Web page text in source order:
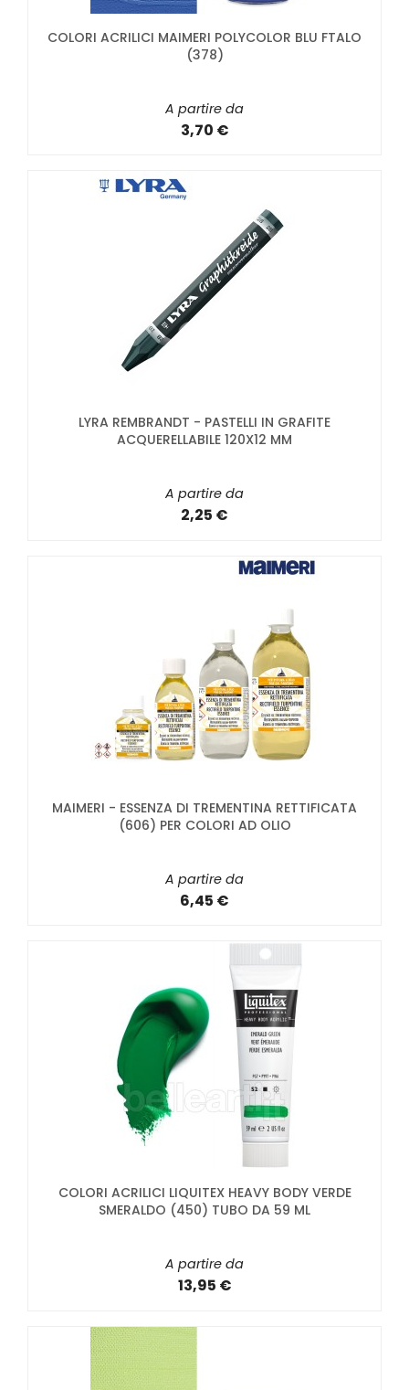
COLORI ACRILICI MAIMERI POLYCOLOR BLU FTALO
(378)
A partire da
3,70 €
LYRA REMBRANDT - PASTELLI IN GRAFITE
ACQUERELLABILE 120X12 MM
A partire da
2,25 €
MAIMERI - ESSENZA DI TREMENTINA RETTIFICATA
(606) PER COLORI AD OLIO
A partire da
6,45 €
COLORI ACRILICI LIQUITEX HEAVY BODY VERDE
SMERALDO (450) TUBO DA 59 ML
A partire da
13,95 €